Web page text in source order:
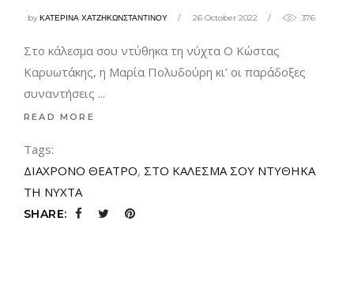
byΚΑΤΕΡΙΝΑ ΧΑΤΖΗΚΩΝΣΤΑΝΤΙΝΟΥ 26 October 2022 376
Στο κάλεσμα σου ντύθηκα τη νύχτα Ο Κώστας
Καρυωτάκης, η Μαρία Πολυδούρη κι’ οι παράδοξες
συναντήσεις
READ MORE
Tags:
ΔΙΑΧΡΟΝΟ ΘΕΑΤΡΟ, ΣΤΟ ΚΑΛΕΣΜΑ ΣΟΥ ΝΤΥΘΗΚΑ
ΤΗ ΝΥΧΤΑ
SHARE: